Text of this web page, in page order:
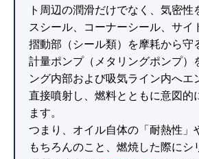
ト周辺の潤滑だけでなく、気密性
スシール、コーナーシール、サイ
摺動部（シール類）を摩耗から守
計量ポンプ（メタリングポンプ）
ング内部および吸気ライン内へエ
直接噴射し、燃料とともに意図的
ます。
つまり、オイル自体の「耐熱性」
もちろんのこと、燃焼した際にシ